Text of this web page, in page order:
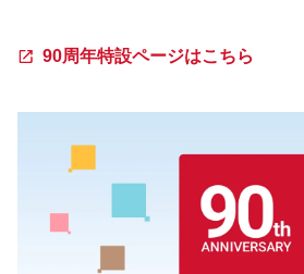
90周年特設ページはこちら